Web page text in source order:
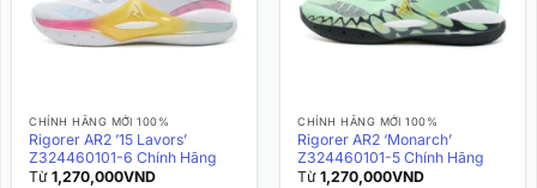
CHÍNH HÃNG MỚI 100%
Rigorer AR2 ’15 Lavors’
Z324460101-6 Chính Hãng
Từ1,270,000VND
CHÍNH HÃNG MỚI 100%
Rigorer AR2 ‘Monarch’
Z324460101-5 Chính Hãng
Từ1,270,000VND